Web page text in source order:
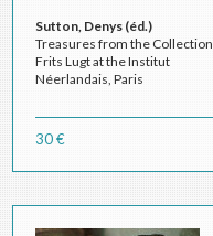
Sutton, Denys (éd.)
Treasures from the Collection
Frits Lugt at the Institut
Néerlandais, Paris
30 €